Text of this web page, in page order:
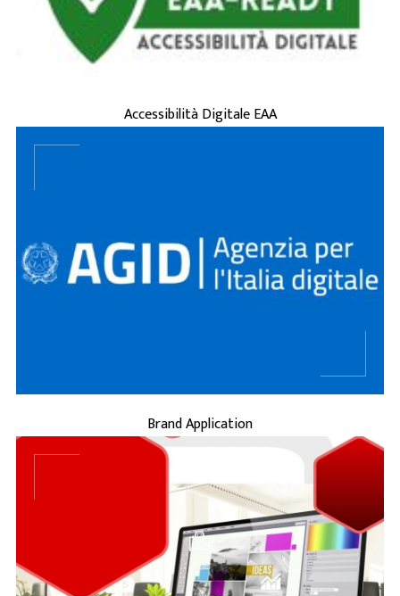
ACCESSIBILITÀ DIGITALE EAA
Accessibilità Digitale EAA
...
Brand Application